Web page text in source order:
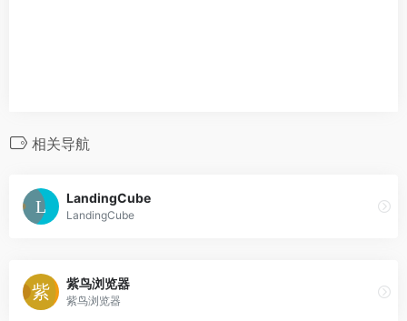
相关导航
LandingCube
LandingCube
紫鸟浏览器
紫鸟浏览器